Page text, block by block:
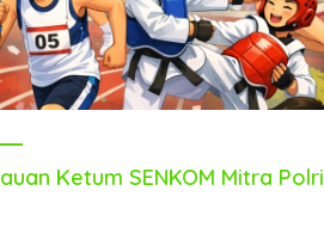
Ketum SENKOM Mitra Polri